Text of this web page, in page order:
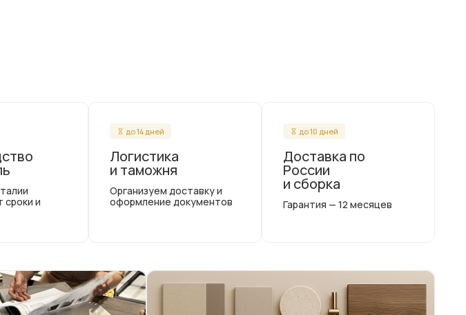
сроки и
до 14 дней
Логистика
и таможня
Организуем доставку и
оформление документов
до 10 дней
Доставка по
России
и сборка
Гарантия — 12 месяцев